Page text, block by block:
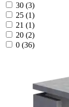
30 (3)
25 (1)
21 (1)
20 (2)
0 (36)